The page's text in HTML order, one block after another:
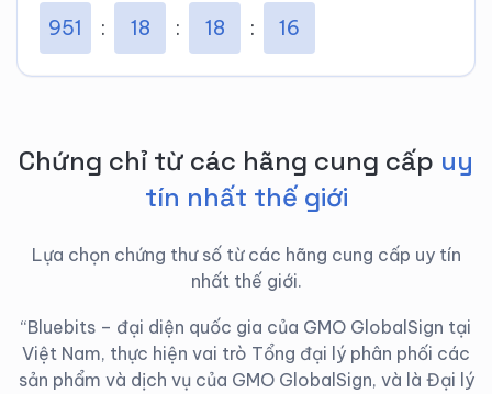
951 18 18 15
Chứng chỉ từ các hãng cung cấp uy
tín nhất thế giới
Lựa chọn chứng thư số từ các hãng cung cấp uy tín
nhất thế giới.
“Bluebits – đại diện quốc gia của GMO GlobalSign tại
Việt Nam, thực hiện vai trò Tổng đại lý phân phối các
sản phẩm và dịch vụ của GMO GlobalSign, và là Đại lý